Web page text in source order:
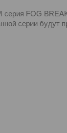
FOG
серии будут